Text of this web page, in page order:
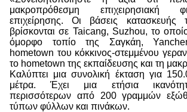
μακροπρόθεσμη επιχειρησιακή
επιχείρησης. Οι βάσεις κατασκευής
βρίσκονται σε Taicang, Suzhou, το
όμορφο τοπίο της Σαγκάη,
hometown του κόκκινος-στεμμένου
το hometown της εκπαίδευσης και τη
Καλύπτει μια συνολική έκταση για
μέτρα. Έχει μια ετήσια
περισσότερων από 200 γραμμών
τύπων φύλλων και πινάκων.